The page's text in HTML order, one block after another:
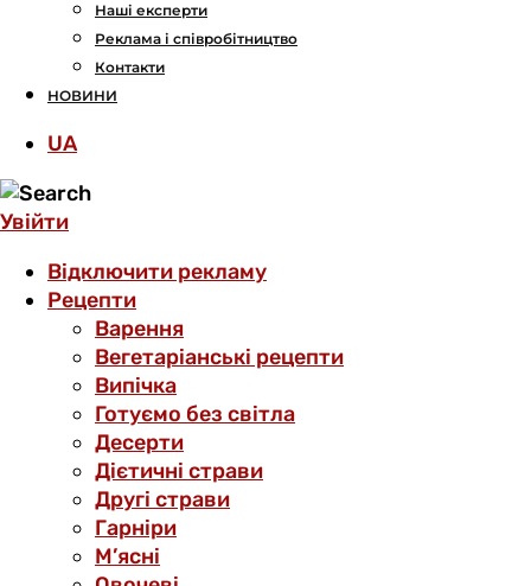
Наші експерти
Реклама і співробітництво
Контакти
НОВИНИ
UA
Увійти
Відключити рекламу
Рецепти
Варення
Вегетаріанські рецепти
Випічка
Готуємо без світла
Десерти
Дієтичні страви
Другі страви
Гарніри
М’ясні